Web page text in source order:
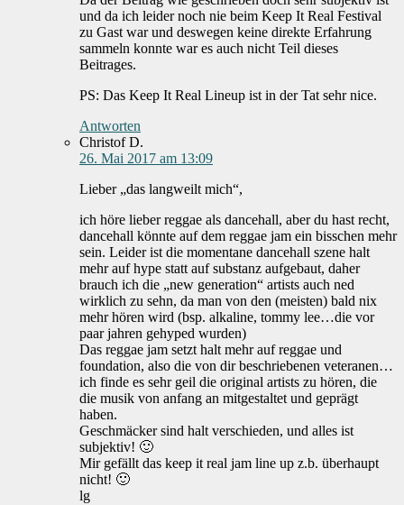
und da ich leider noch nie beim Keep It Real Festival
zu Gast war und deswegen keine direkte Erfahrung
sammeln konnte war es auch nicht Teil dieses
Beitrages.
PS: Das Keep It Real Lineup ist in der Tat sehr nice.
Antworten
Christof D.
26. Mai 2017 am 13:09
Lieber „das langweilt mich“,
ich höre lieber reggae als dancehall, aber du hast recht,
dancehall könnte auf dem reggae jam ein bisschen mehr
sein. Leider ist die momentane dancehall szene halt
mehr auf hype statt auf substanz aufgebaut, daher
brauch ich die „new generation“ artists auch ned
wirklich zu sehn, da man von den (meisten) bald nix
mehr hören wird (bsp. alkaline, tommy lee…die vor
paar jahren gehyped wurden)
Das reggae jam setzt halt mehr auf reggae und
foundation, also die von dir beschriebenen veteranen…
ich finde es sehr geil die original artists zu hören, die
die musik von anfang an mitgestaltet und geprägt
haben.
Geschmäcker sind halt verschieden, und alles ist
subjektiv! 🙂
Mir gefällt das keep it real jam line up z.b. überhaupt
nicht! 🙂
lg